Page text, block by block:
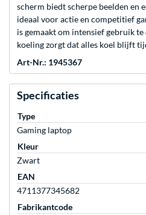
scherm biedt scherpe beelden en
ideaal voor actie en competitief
is gemaakt om intensief gebruik
koeling zorgt dat alles koel blijft
Art-Nr.: 1945367
Specificaties
Type
Gaming laptop
Kleur
Zwart
EAN
4711377345682
Fabrikantcode